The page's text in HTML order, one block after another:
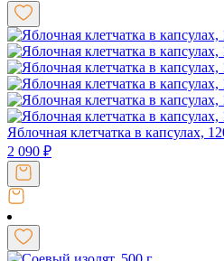
Яблочная клетчатка в капсулах,
2 090 ₽